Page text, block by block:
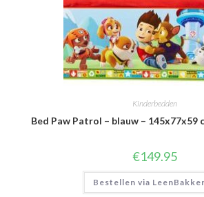
Kinderbedden
Bed Paw Patrol – blauw – 145x77x59
€149.95
Bestellen via